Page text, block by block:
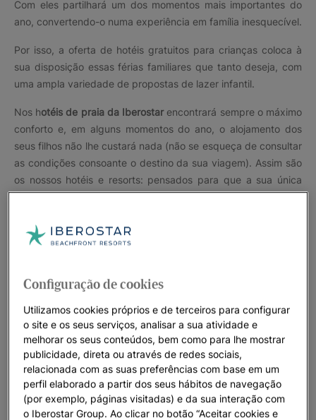
Com eles partilhará um dos momentos mais importantes do
ano, convertendo-o numa experiência em família inesquecível.
Por isso, a oferta de hotéis gratuitos para crianças coloca à
sua disposição essas férias familiares que tanto deseja, com
uma ampla variedade de propostas de lazer infantil.
Nos hotéis de praia da Iberostar encontrará sempre o máximo
conforto e, em alguns momentos do ano, o alojamento dos
seus filhos não lhe custará nada (não se esqueça de consultar
as condições consoante o destino da sua viagem). Assim são
os nossos hotéis e resorts: pensados para que a sua única
preocupação seja desfrutar dos seus dias de descanso em
Prepare-se para descobrir todos os hotéis familiares em
CONDIÇÕES DA CAMPANHA ESTADIA DE CRIANÇAS GRÁTIS
Crianças acompanhadas por 2 adultos com estadia gratuita
apenas em quartos selecionados. Promoção sujeita a
disponibilidade nas datas indicadas. A Iberostar reserva-se o
direito de modificar ou cancelar parte ou a totalidade da
Configuração de cookies
Utilizamos cookies próprios e de terceiros para configurar
o site e os seus serviços, analisar a sua atividade e
melhorar os seus conteúdos, bem como para lhe mostrar
publicidade, direta ou através de redes sociais,
relacionada com as suas preferências com base em um
perfil elaborado a partir dos seus hábitos de navegação
(por exemplo, páginas visitadas) e da sua interação com
o Iberostar Group. Ao clicar no botão “Aceitar cookies e